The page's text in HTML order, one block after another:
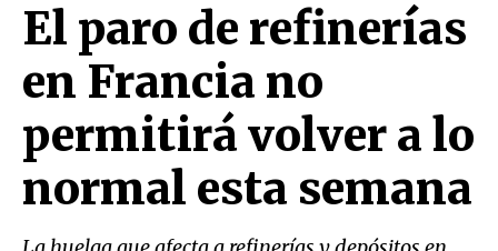
El paro de refinerías
en Francia no
permitirá volver a lo
normal esta semana